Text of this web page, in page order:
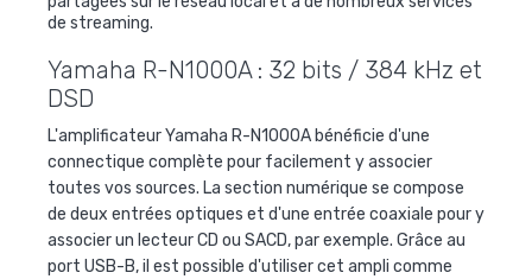
de streaming.
Yamaha R-N1000A : 32 bits / 384 kHz et
DSD
L'amplificateur Yamaha R-N1000A bénéficie d'une
connectique complète pour facilement y associer
toutes vos sources. La section numérique se compose
de deux entrées optiques et d'une entrée coaxiale pour y
associer un lecteur CD ou SACD, par exemple. Grâce au
port USB-B, il est possible d'utiliser cet ampli comme